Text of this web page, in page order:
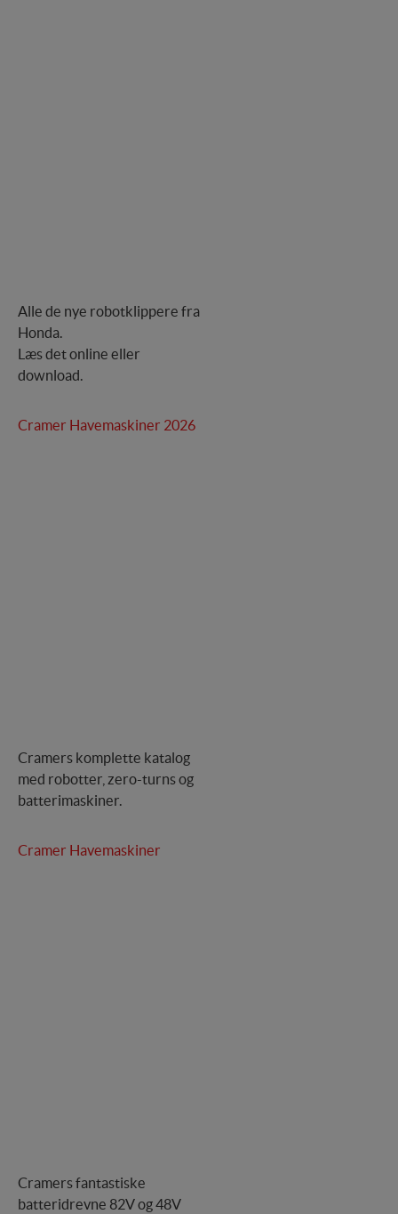
Alle de nye robotklippere fra
Honda.
Læs det online eller
download.
Cramer Havemaskiner 2026
Cramers komplette katalog
med robotter, zero-turns og
batterimaskiner.
Cramer Havemaskiner
Cramers fantastiske
batteridrevne 82V og 48V